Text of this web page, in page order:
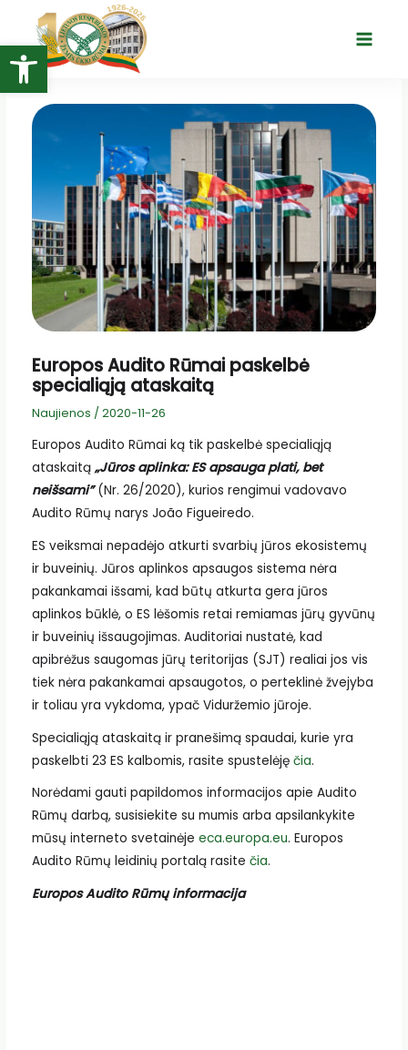
Open toolbar
turinio
Main
Europos Audito Rūmai paskelbė
specialiąją ataskaitą
Naujienos / 2020-11-26
Europos Audito Rūmai ką tik paskelbė specialiąją
ataskaitą „Jūros aplinka: ES apsauga plati, bet
neišsami”(Nr. 26/2020), kurios rengimui vadovavo
Audito Rūmų narys João Figueiredo.
ES veiksmai nepadėjo atkurti svarbių jūros ekosistemų
ir buveinių. Jūros aplinkos apsaugos sistema nėra
pakankamai išsami, kad būtų atkurta gera jūros
aplinkos būklė, o ES lėšomis retai remiamas jūrų gyvūnų
ir buveinių išsaugojimas. Auditoriai nustatė, kad
apibrėžus saugomas jūrų teritorijas (SJT) realiai jos vis
tiek nėra pakankamai apsaugotos, o perteklinė žvejyba
ir toliau yra vykdoma, ypač Viduržemio jūroje.
Specialiąją ataskaitą ir pranešimą spaudai, kurie yra
paskelbti 23 ES kalbomis, rasite spustelėję čia.
Norėdami gauti papildomos informacijos apie Audito
Rūmų darbą, susisiekite su mumis arba apsilankykite
mūsų interneto svetainėje eca.europa.eu. Europos
Audito Rūmų leidinių portalą rasite čia.
Europos Audito Rūmų informacija